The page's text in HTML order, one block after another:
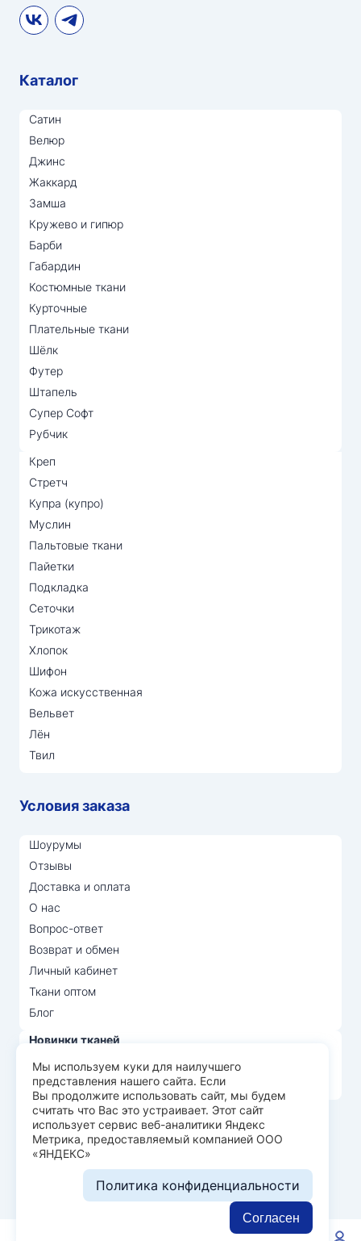
Каталог
Сатин
Велюр
Джинс
Жаккард
Замша
Кружево и гипюр
Барби
Габардин
Костюмные ткани
Курточные
Плательные ткани
Шёлк
Футер
Штапель
Супер Софт
Рубчик
Креп
Стретч
Купра (купро)
Муслин
Пальтовые ткани
Пайетки
Подкладка
Сеточки
Трикотаж
Хлопок
Шифон
Кожа искусственная
Вельвет
Лён
Твил
Условия заказа
Шоурумы
Отзывы
Доставка и оплата
О нас
Вопрос-ответ
Возврат и обмен
Личный кабинет
Ткани оптом
Блог
Новинки тканей
Распродажа тканей
Лидеры продаж
© Арт Текс — продажа тканей оптом, 2026
Пользовательское соглашение
Политика конфиденциальности
Разработка сайта —
Мы используем куки для наилучшего
представления нашего сайта. Если
Вы продолжите использовать сайт, мы будем
считать что Вас это устраивает. Этот сайт
использует сервис веб-аналитики Яндекс
Метрика, предоставляемый компанией ООО
«ЯНДЕКС»
Политика конфиденциальности
Согласен